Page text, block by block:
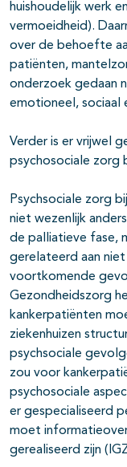
huishoudelijk werk
vermoeidheid).
over de behoefte
patiënten,
onderzoek gedaan
emotioneel, sociaal
Verder is er vrijwel
psychosociale zorg
Psychsociale zorg
niet wezenlijk
de palliatieve fase,
gerelateerd aan
voortkomende
Gezondheidszorg
kankerpatiënten
ziekenhuizen
psychsociale
zou voor
psychosociale
er gespecialiseerd
moet
gerealiseerd zijn